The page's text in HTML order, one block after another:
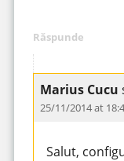
Răspunde
Marius Cucu
25/11/2014 at
Salut,